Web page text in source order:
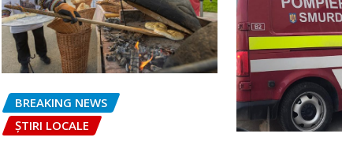
BREAKING NEWS
ȘTIRI LOCALE